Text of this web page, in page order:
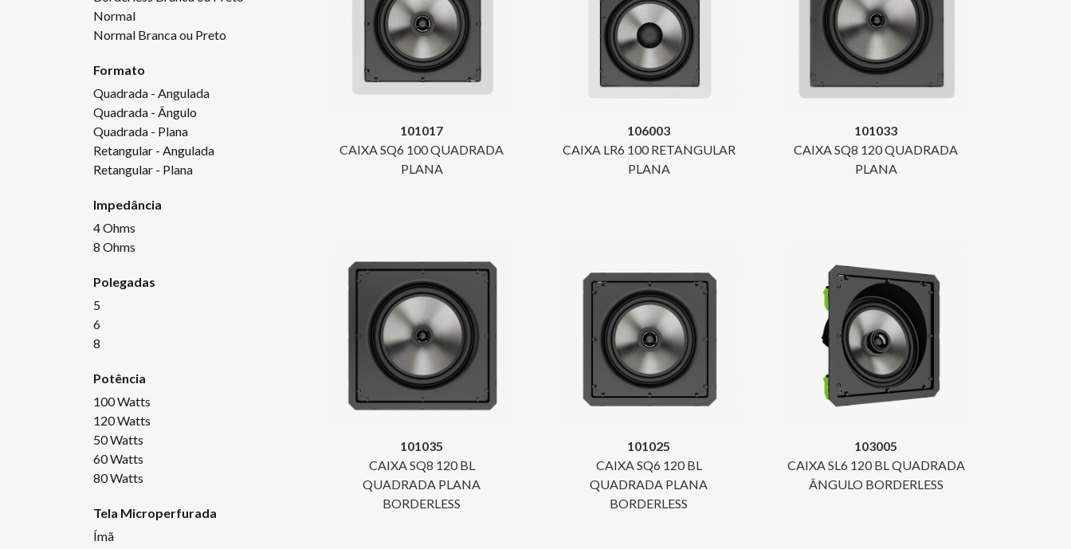
Normal
Normal Branca ou Preto
Formato
Quadrada - Angulada
Quadrada - Ângulo
Quadrada - Plana
Retangular - Angulada
Retangular - Plana
Impedância
4 Ohms
8 Ohms
Polegadas
5
6
8
Potência
100 Watts
120 Watts
50 Watts
60 Watts
80 Watts
Tela Microperfurada
Ímã
101017
CAIXA SQ6 100 QUADRADA
PLANA
106003
CAIXA LR6 100 RETANGULAR
PLANA
101033
CAIXA SQ8 120 QUADRADA
PLANA
101035
CAIXA SQ8 120 BL
QUADRADA PLANA
BORDERLESS
101025
CAIXA SQ6 120 BL
QUADRADA PLANA
BORDERLESS
103005
CAIXA SL6 120 BL QUADRADA
ÂNGULO BORDERLESS